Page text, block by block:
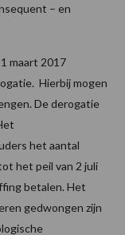
– en
maart 2017
Hierbij mogen
De derogatie
het aantal
het peil van 2 juli
betalen. Het
gedwongen zijn